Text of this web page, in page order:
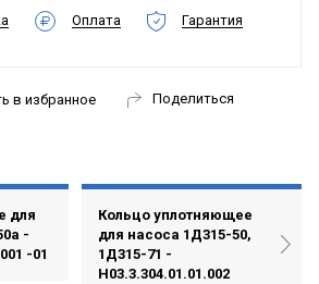
Оплата Гарантия
в избранное Поделиться
для
-
-01
Кольцо уплотняющее
для насоса 1Д315-50,
1Д315-71 -
Н03.3.304.01.01.002